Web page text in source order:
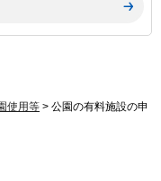
使用等 > 公園の有料施設の申